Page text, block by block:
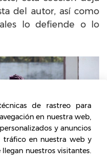
del autor, así como
lo defiende o lo
de rastreo para
en nuestra web,
y anuncios
tráfico en nuestra web y
nuestros visitantes.